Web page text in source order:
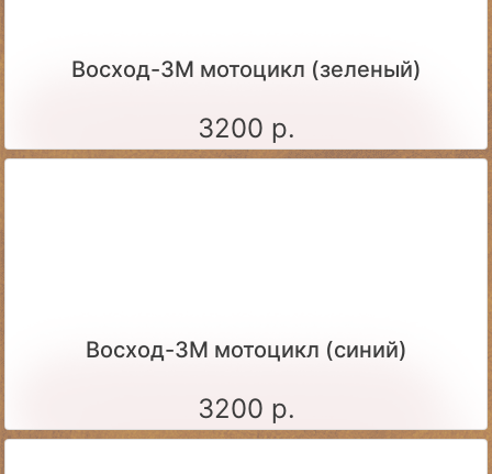
Восход-3М мотоцикл (зеленый)
3200 р.
Восход-3М мотоцикл (синий)
3200 р.